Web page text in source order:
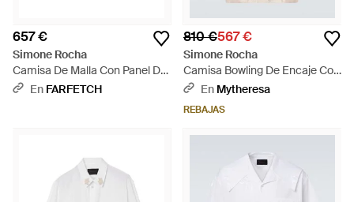
657 €
Simone Rocha
Camisa De Malla Con Panel De
Encaje - Negro
En FARFETCH
810 €567 €
Simone Rocha
Camisa Bowling De Encaje Con
Patchwork - Blanco
En Mytheresa
REBAJAS